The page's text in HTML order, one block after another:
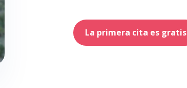
La primera cita es gratis